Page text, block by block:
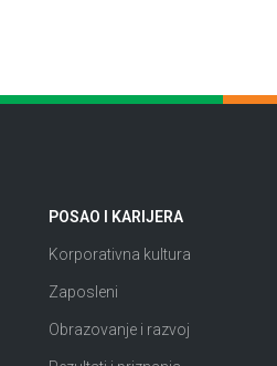
POSAO I KARIJERA
Korporativna kultura
Zaposleni
Obrazovanje i razvoj